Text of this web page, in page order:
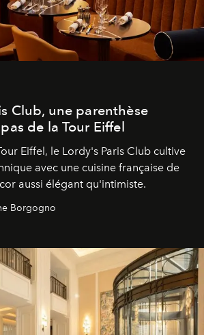
Club, une parenthèse
de la Tour Eiffel
Eiffel, le Lordy's Paris Club cultive
avec une cuisine française de
aussi élégant qu'intimiste.
Borgogno